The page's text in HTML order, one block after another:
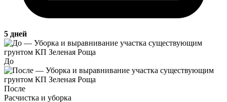
5 дней
До
После
Расчистка и уборка